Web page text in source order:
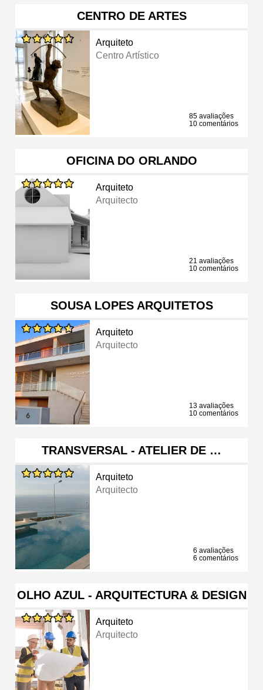
CENTRO DE ARTES
Arquiteto
Centro Artístico
85 avaliações
10 comentários
OFICINA DO ORLANDO
Arquiteto
Arquitecto
21 avaliações
10 comentários
SOUSA LOPES ARQUITETOS
Arquiteto
Arquitecto
13 avaliações
10 comentários
TRANSVERSAL - ATELIER DE …
Arquiteto
Arquitecto
6 avaliações
6 comentários
OLHO AZUL - ARQUITECTURA & DESIGN
Arquiteto
Arquitecto